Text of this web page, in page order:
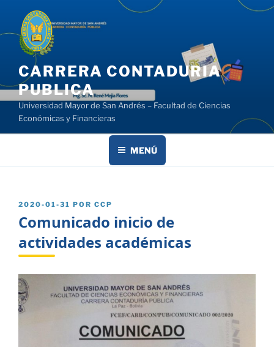
contenido
CARRERA CONTADURIA
PUBLICA
Universidad Mayor de San Andrés – Facultad de Ciencias
Económicas y Financieras
MENÚ
PUBLICADO
2020-01-31 POR CCP
Comunicado inicio de
actividades académicas